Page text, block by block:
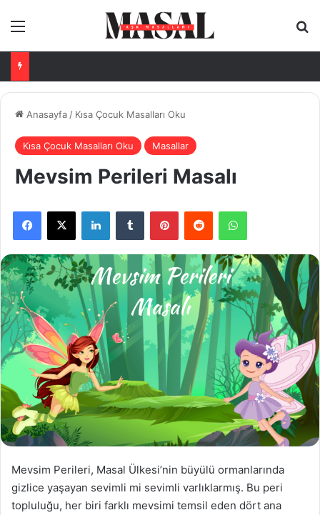
Menü
Anasayfa / Kısa Çocuk Masalları Oku
Kısa Çocuk Masalları Oku Masallar
Mevsim Perileri Masalı
Facebook
X LinkedInTumblr PinterestReddit WhatsApp
Mevsim Perileri, Masal Ülkesi’nin büyülü ormanlarında
gizlice yaşayan sevimli mi sevimli varlıklarmış. Bu peri
topluluğu, her biri farklı mevsimi temsil eden dört ana